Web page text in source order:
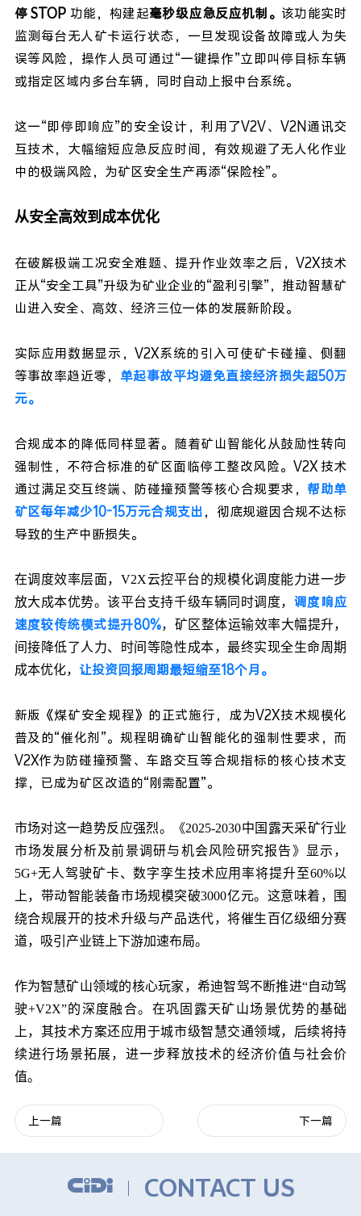
停 STOP 功能，构建起毫秒级应急反应机制。 该功能实时
监测每台无人矿卡运行状态，一旦发现设备故障或人为失
误等风险，操作人员可通过“一键操作”立即叫停目标车辆
或指定区域内多台车辆，同时自动上报中台系统。
这一“即停即响应”的安全设计，利用了V2V、V2N通讯交
互技术，大幅缩短应急反应时间，有效规避了无人化作业
中的极端风险，为矿区安全生产再添“保险栓”。
从安全高效到成本优化
在破解极端工况安全难题、提升作业效率之后，V2X技术
正从“安全工具”升级为矿业企业的“盈利引擎”，推动智慧矿
山进入安全、高效、经济三位一体的发展新阶段。
实际应用数据显示，V2X系统的引入可使矿卡碰撞、侧翻
等事故率趋近零， 单起事故平均避免直接经济损失超50万
元。
合规成本的降低同样显著。随着矿山智能化从鼓励性转向
强制性，不符合标准的矿区面临停工整改风险。V2X 技术
通过满足交互终端、防碰撞预警等核心合规要求， 帮助单
矿区每年减少10-15万元合规支出 ，彻底规避因合规不达标
导致的生产中断损失。
在调度效率层面，V2X云控平台的规模化调度能力进一步
放大成本优势。该平台支持千级车辆同时调度， 调度响应
速度较传统模式提升80%，矿区整体运输效率大幅提升，
间接降低了人力、时间等隐性成本，最终实现全生命周期
成本优化， 让投资回报周期最短缩至18个月。
新版《煤矿安全规程》的正式施行，成为V2X技术规模化
普及的“催化剂”。规程明确矿山智能化的强制性要求，而
V2X作为防碰撞预警、车路交互等合规指标的核心技术支
撑，已成为矿区改造的“刚需配置”。
市场对这一趋势反应强烈。《2025-2030中国露天采矿行业
市场发展分析及前景调研与机会风险研究报告》显示，
5G+无人驾驶矿卡、数字孪生技术应用率将提升至60%以
上，带动智能装备市场规模突破3000亿元。这意味着，围
绕合规展开的技术升级与产品迭代，将催生百亿级细分赛
道，吸引产业链上下游加速布局。
作为智慧矿山领域的核心玩家，希迪智驾不断推进“自动驾
驶+V2X”的深度融合。在巩固露天矿山场景优势的基础
上，其技术方案还应用于城市级智慧交通领域，后续将持
续进行场景拓展，进一步释放技术的经济价值与社会价
值。
上一篇 下一篇
CONTACT US